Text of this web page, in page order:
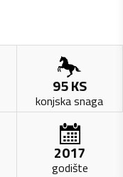
95KS
konjska snaga
2017
godište